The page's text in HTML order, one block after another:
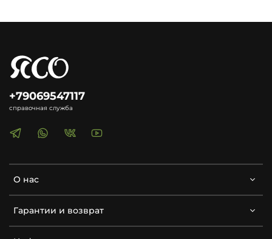
О нас
Гарантии и возврат
+79069547117
справочная служба